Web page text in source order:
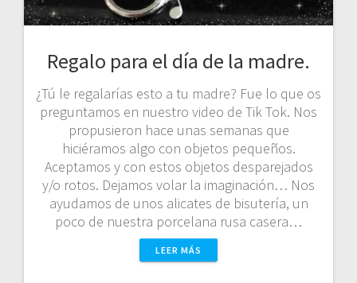
Regalo para el día de la madre.
¿Tú le regalarías esto a tu madre? Fue lo que os
preguntamos en nuestro video de Tik Tok. Nos
propusieron hace unas semanas que
hiciéramos algo con objetos pequeños.
Aceptamos y con estos objetos desparejados
y/o rotos. Dejamos volar la imaginación… Nos
ayudamos de unos alicates de bisutería, un
poco de nuestra porcelana rusa casera…
LEER MÁS